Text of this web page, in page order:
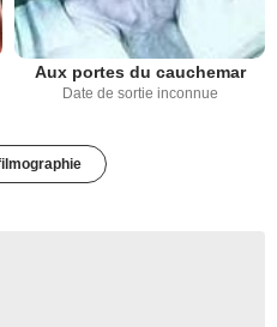
Aux portes du cauchemar
Date de sortie inconnue